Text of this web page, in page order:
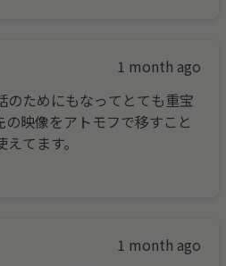
1 month ago
のためにもなってとても重宝
の映像をアトモフで移すこと
てます。
1 month ago